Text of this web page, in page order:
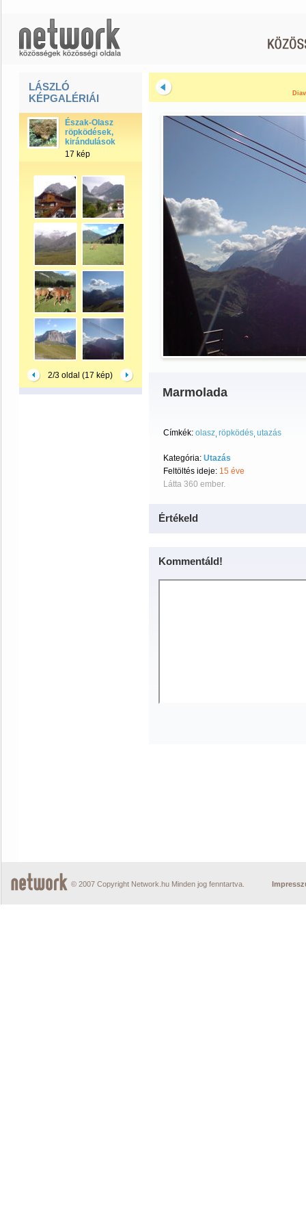
LÁSZLÓ
KÉPGALÉRIÁI
Észak-Olasz
röpködések,
kirándulások
17 kép
2/3 oldal (17 kép)
Marmolada
Címkék: olasz röpködés utazás
Kategória: Utazás
Feltöltés ideje: 15 éve
Látta 360 ember.
Értékeld
Kommentáld!
© 2007 Copyright Network.hu Minden jog fenntartva.